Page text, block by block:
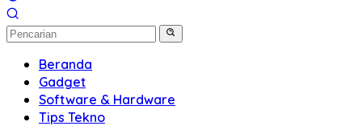
Beranda
Gadget
Software & Hardware
Tips Tekno